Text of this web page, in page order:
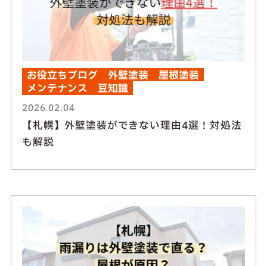
お役立ちブログ 外壁塗装
屋根塗装
メンテナンス
豆知識
2026.02.04
【札幌】外壁塗装ができない理由4選！対処法
も解説